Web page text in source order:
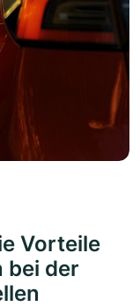
Vorteile
bei der